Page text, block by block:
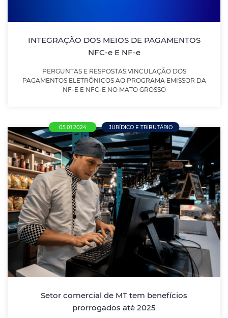
INTEGRAÇÃO DOS MEIOS DE PAGAMENTOS
NFC-e E NF-e
PERGUNTAS E RESPOSTAS VINCULAÇÃO DOS
PAGAMENTOS ELETRÔNICOS AO PROGRAMA EMISSOR DA
NF-E E NFC-E NO MATO GROSSO
05.01.2024 JURÍDICO E TRIBUTÁRIO
Setor comercial de MT tem benefícios
prorrogados até 2025
Setor comercial de MT tem benefícios
prorrogados até 2025
Com a medida, empresas varejistas e atacadistas,
bares, restaurantes, lanchonetes e contribuintes de
outros segmentos poderão usufruir da redução do
Imposto sobre a Circulação de Mercadorias e
Serviços (ICMS) até 30 de abril de 2025.
LEIA MAIS